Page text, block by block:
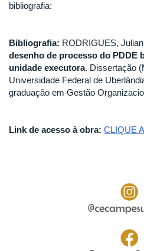
bibliografia:
Bibliografia: RODRIGUES,
desenho de processo do PDDE
unidade executora. Dissertação
Universidade Federal de
graduação em Gestão
Link de acesso à obra: CLIQUE